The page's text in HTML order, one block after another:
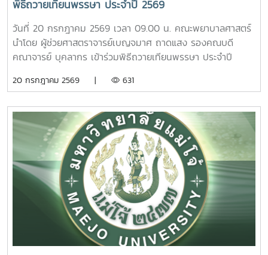
คณะและหน่วยงานที่ตั้งอยู่นอกพื้นที่หลักของมหาวิทยาลัย ได้แก่
คณะสัตวศาสตร์และเทคโนโลยี และวิทยาลัยพลังงาน เพื่อเรียนรู้
ศักยภาพและความหลากหลายของศาสตร์ที่มหาวิทยาลัยแม่โจ้เปิด
การเรียนการสอน กิจกรรมตามโครงการดังกล่าว นับว่าเป็นการ
ส่งเสริมการเรียนรู้นอกห้องเรียน สร้างเครือข่ายความร่วมมือ
ระหว่างหน่วยงาน พัฒนาทักษะการคิดวิเคราะห์ การแก้ไขปัญหา
ตลอดจนการปรับตัวในรั้วมหาวิทยาลัย อันเป็นรากฐานสำคัญใน
การก้าวสู่การเป็นวิชาชีพพยาบาลที่มีคุณธรรมและจริยธรรมต่อไป
สร้างประโยชน์แก่สังคมภายในมหาวิทยาลัยอย่างไรก็ตาม การเปิด
ให้บริการห้อง “ร่มอินทนิล” ในครั้งนี้ นับว่าเป็นก้าวสำคัญของ
มหาวิทยาลัย ในการพัฒนาระบบการดูแลสุขภาพของนักศึกษา
อย่างเป็นรูปธรรม สะท้อนถึงความมุ่งมั่นในการสร้างสภาพ
ดีของนักศึกษาอย่างรอบด้าน
พิธีถวายเทียนพรรษา ประจำปี 2569
วันที่ 20 กรกฎาคม 2569 เวลา 09.00 น. คณะพยาบาลศาสตร์
นำโดย ผู้ช่วยศาสตราจารย์เบญจมาศ ถาดแสง รองคณบดี
คณาจารย์ บุคลากร เข้าร่วมพิธีถวายเทียนพรรษา ประจำปี
ประธานในพิธี ณ อาคารแผ่พืชน์ มหาวิทยาลัยแม่โจ้ผู้เข้าร่วมพิธี
(9 วัด) เพื่อสืบสานและทำนุบำรุงพระพุทธศาสนา เนื่องใน
เทศกาลเข้าพรรษา อันเป็นประเพณีสำคัญของพุทธศาสนิกชน
อีกทั้งยังเป็นการส่งเสริมการอนุรักษ์ศิลปวัฒนธรรมและปลูกฝัง
คุณธรรม จริยธรรม ตลอดจนสร้างความเป็นสิริมงคลแก่ชีวิต
คณะพยาบาลศาสตร์ มุ่งมั่น ส่งเสริมให้บุคลากรมีส่วนร่วมในการ
อนุรักษ์ขนบธรรมเนียมประเพณีอันดีงามของไทย ควบคู่ไปกับ
การพัฒนาความรู้และคุณธรรม เพื่อเติบโตเป็นบัณฑิตที่มี
คุณภาพและมีจิตสำนึกในการรับผิดชอบต่อสังคมและประเทศชาติ
ต่อไปอย่างไรก็ตาม พิธีถวายเทียนพรรษาในครั้งนี้ จัดโดย กอง
ส่งเสริมศิลปวัฒนธรรม มหาวิทยาลัยแม่โจ้
20 กรกฎาคม 2569 | 631